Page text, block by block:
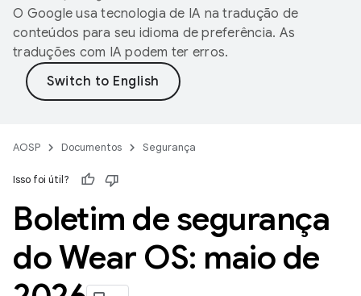
O Google usa tecnologia de IA na tradução de
conteúdos para seu idioma de preferência. As
traduções com IA podem ter erros.
AOSP Documentos Segurança
Isso foi útil?
Boletim de segurança
do Wear OS: maio de